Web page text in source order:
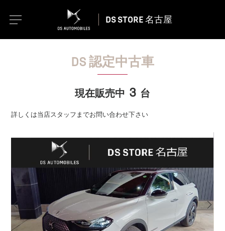
DS STORE 名古屋
DS 認定中古車
現在販売中 3 台
詳しくは当店スタッフまでお問い合わせ下さい